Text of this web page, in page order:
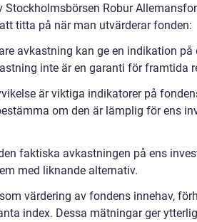
Robur
titta på när man utvärderar fonden:
avkastning kan ge en indikation på
inte är en garanti för framtida
är viktiga indikatorer på
om den är lämplig för ens
faktiska avkastningen på ens
med liknande alternativ.
värdering av fondens innehav,
index. Dessa mätningar ger